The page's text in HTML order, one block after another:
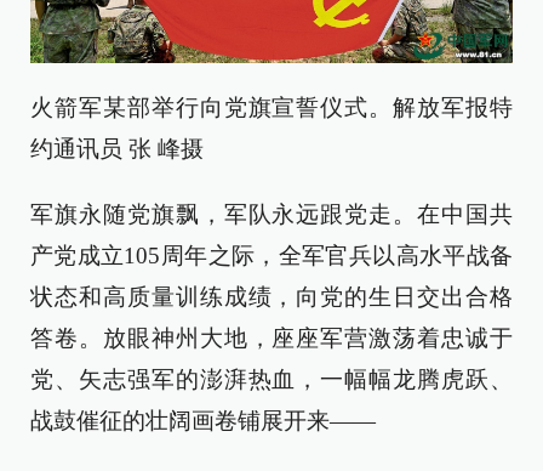
火箭军某部举行向党旗宣誓仪式。解放军报特
约通讯员 张 峰摄
军旗永随党旗飘，军队永远跟党走。在中国共
产党成立105周年之际，全军官兵以高水平战备
状态和高质量训练成绩，向党的生日交出合格
答卷。放眼神州大地，座座军营激荡着忠诚于
党、矢志强军的澎湃热血，一幅幅龙腾虎跃、
战鼓催征的壮阔画卷铺展开来——